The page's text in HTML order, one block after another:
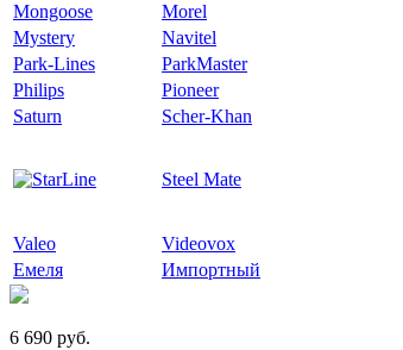
Mongoose
Morel
Mystery
Navitel
Park-Lines
ParkMaster
Philips
Pioneer
Saturn
Scher-Khan
Steel Mate
Valeo Videovox
Емеля
Импортный
6 690 pуб.